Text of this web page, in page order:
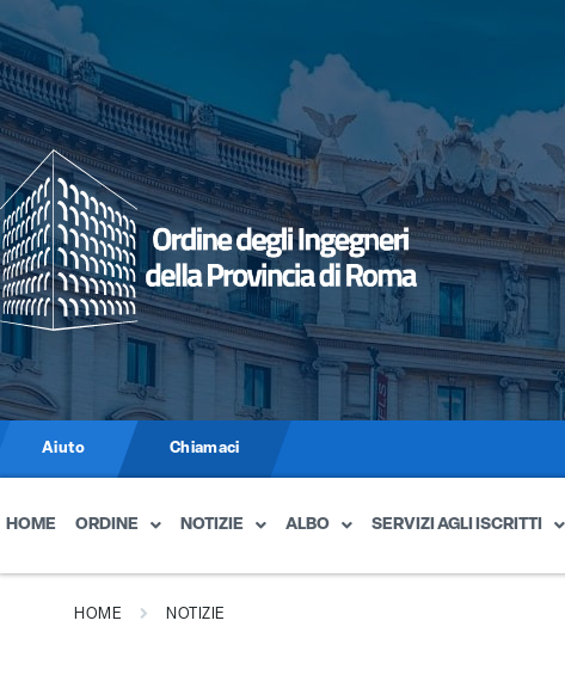
Aiuto Chiamaci
HOME ORDINE NOTIZIE ALBO SERVIZI AGLI ISCRITTI
HOME NOTIZIE